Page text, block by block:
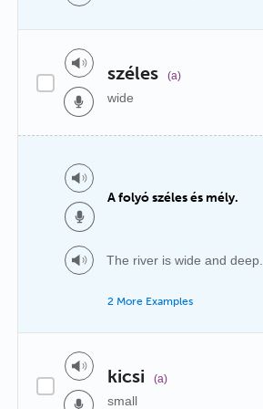
széles (a)
wide
A folyó széles és mély.
The river is wide and deep.
2 More Examples
kicsi (a)
small